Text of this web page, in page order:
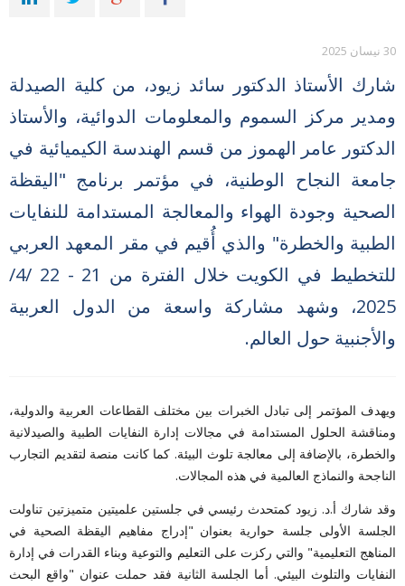
30 نيسان 2025
شارك الأستاذ الدكتور سائد زيود، من كلية الصيدلة
ومدير مركز السموم والمعلومات الدوائية، والأستاذ
الدكتور عامر الهموز من قسم الهندسة الكيميائية في
جامعة النجاح الوطنية، في مؤتمر برنامج "اليقظة
الصحية وجودة الهواء والمعالجة المستدامة للنفايات
الطبية والخطرة" والذي أُقيم في مقر المعهد العربي
للتخطيط في الكويت خلال الفترة من 21 - 22 /4/
2025، وشهد مشاركة واسعة من الدول العربية
والأجنبية حول العالم.
ويهدف المؤتمر إلى تبادل الخبرات بين مختلف القطاعات العربية والدولية،
ومناقشة الحلول المستدامة في مجالات إدارة النفايات الطبية والصيدلانية
والخطرة، بالإضافة إلى معالجة تلوث البيئة. كما كانت منصة لتقديم التجارب
الناجحة والنماذج العالمية في هذه المجالات.
وقد شارك أ.د. زيود كمتحدث رئيسي في جلستين علميتين متميزتين تناولت
الجلسة الأولى جلسة حوارية بعنوان "إدراج مفاهيم اليقظة الصحية في
المناهج التعليمية" والتي ركزت على التعليم والتوعية وبناء القدرات في إدارة
النفايات والتلوث البيئي. أما الجلسة الثانية فقد حملت عنوان "واقع البحث